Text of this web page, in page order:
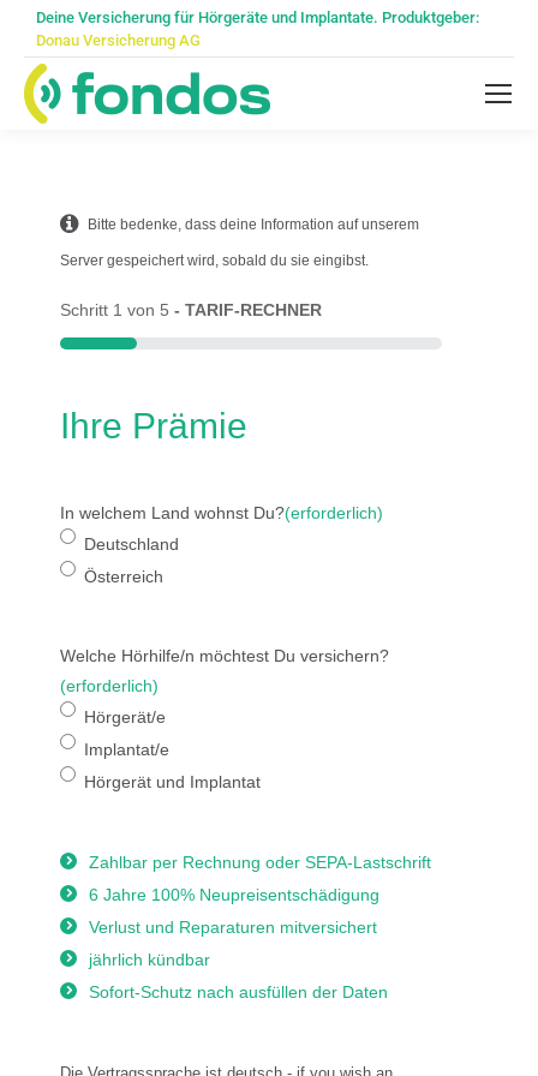
Deine Versicherung für Hörgeräte und Implantate. Produktgeber:
Donau Versicherung AG
Bitte bedenke, dass deine Information auf unserem
Server gespeichert wird, sobald du sie eingibst.
Schritt 1 von 5 - TARIF-RECHNER
20%
Ihre Prämie
In welchem Land wohnst Du?(erforderlich)
Deutschland
Österreich
Welche Hörhilfe/n möchtest Du versichern?
(erforderlich)
Hörgerät/e
Implantat/e
Hörgerät und Implantat
Zahlbar per Rechnung oder SEPA-Lastschrift
6 Jahre 100% Neupreisentschädigung
Verlust und Reparaturen mitversichert
jährlich kündbar
Sofort-Schutz nach ausfüllen der Daten